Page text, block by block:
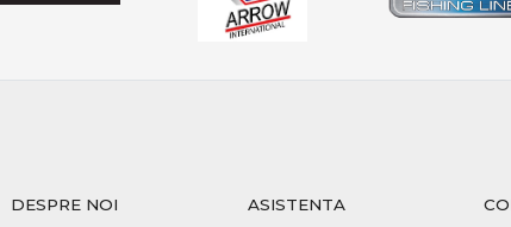
DESPRE NOI ASISTENTA